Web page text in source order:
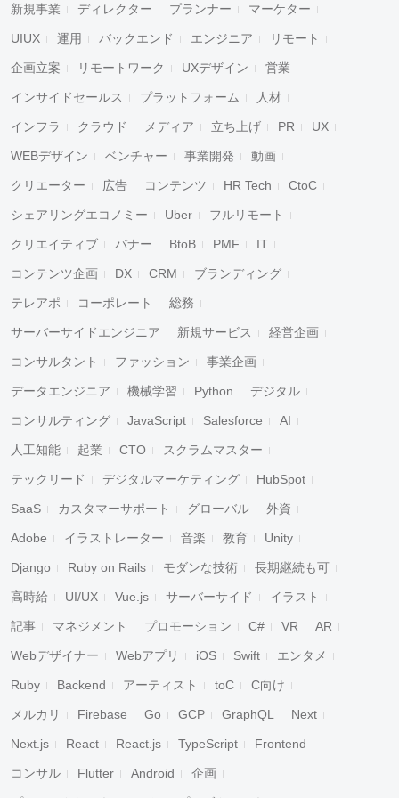
新規事業 ディレクター プランナー マーケター
UIUX 運用 バックエンド エンジニア リモート
企画立案 リモートワーク UXデザイン 営業
インサイドセールス プラットフォーム 人材
インフラ クラウド メディア 立ち上げ PR UX
WEBデザイン ベンチャー 事業開発 動画
クリエーター 広告 コンテンツ HR Tech CtoC
シェアリングエコノミー Uber フルリモート
クリエイティブ バナー BtoB PMF IT
コンテンツ企画 DX CRM ブランディング
テレアポ コーポレート 総務
サーバーサイドエンジニア 新規サービス 経営企画
コンサルタント ファッション 事業企画
データエンジニア 機械学習 Python デジタル
コンサルティング JavaScript Salesforce AI
人工知能 起業 CTO スクラムマスター
テックリード デジタルマーケティング HubSpot
SaaS カスタマーサポート グローバル 外資
Adobe イラストレーター 音楽 教育 Unity
Django Ruby on Rails モダンな技術 長期継続も可
高時給 UI/UX Vue.js サーバーサイド イラスト
記事 マネジメント プロモーション C# VR AR
Webデザイナー Webアプリ iOS Swift エンタメ
Ruby Backend アーティスト toC C向け
メルカリ Firebase Go GCP GraphQL Next
Next.js React React.js TypeScript Frontend
コンサル Flutter Android 企画